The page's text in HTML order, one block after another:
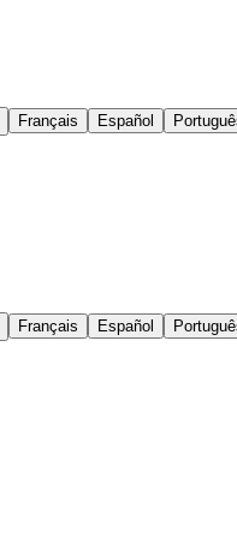
Français Español
Français Español